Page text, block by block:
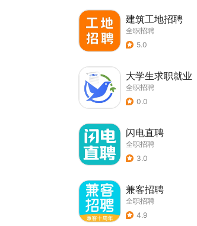
建筑工地招聘
全职招聘
5.0
大学生求职就业
全职招聘
0.0
闪电直聘
全职招聘
3.0
兼客招聘
全职招聘
4.9